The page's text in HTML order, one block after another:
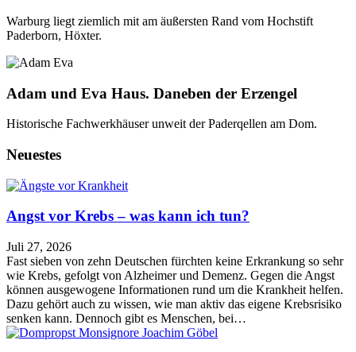
Warburg liegt ziemlich mit am äußersten Rand vom Hochstift
Paderborn, Höxter.
Adam und Eva Haus. Daneben der Erzengel
Historische Fachwerkhäuser unweit der Paderqellen am Dom.
Neuestes
Angst vor Krebs – was kann ich tun?
Juli 27, 2026
Fast sieben von zehn Deutschen fürchten keine Erkrankung so sehr
wie Krebs, gefolgt von Alzheimer und Demenz. Gegen die Angst
können ausgewogene Informationen rund um die Krankheit helfen.
Dazu gehört auch zu wissen, wie man aktiv das eigene Krebsrisiko
senken kann. Dennoch gibt es Menschen, bei…